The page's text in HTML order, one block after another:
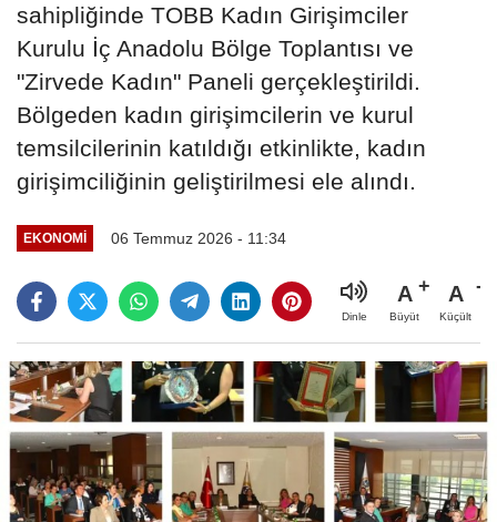
sahipliğinde TOBB Kadın Girişimciler
Kurulu İç Anadolu Bölge Toplantısı ve
"Zirvede Kadın" Paneli gerçekleştirildi.
Bölgeden kadın girişimcilerin ve kurul
temsilcilerinin katıldığı etkinlikte, kadın
girişimciliğinin geliştirilmesi ele alındı.
EKONOMI 06 Temmuz 2026 - 11:34
Dinle
A
Büyüt
A
Küçült